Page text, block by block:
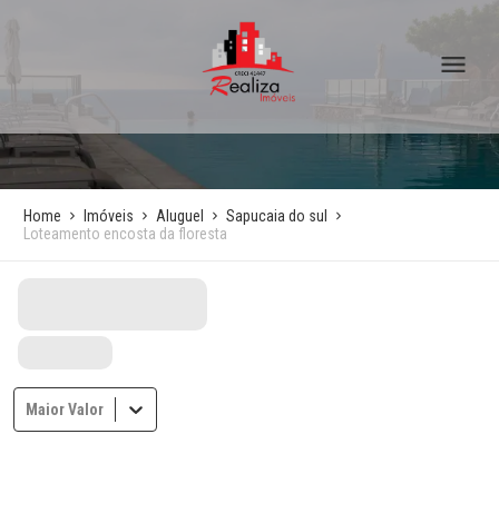
Home Imóveis Aluguel
Sapucaia do sul
Loteamento encosta da floresta
Maior Valor